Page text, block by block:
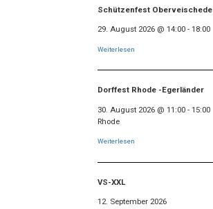
Schützenfest Oberveischede
29. August 2026 @ 14:00 - 18:00
Weiterlesen
Dorffest Rhode -Egerländer
30. August 2026 @ 11:00 - 15:00
Rhode
Weiterlesen
VS-XXL
12. September 2026